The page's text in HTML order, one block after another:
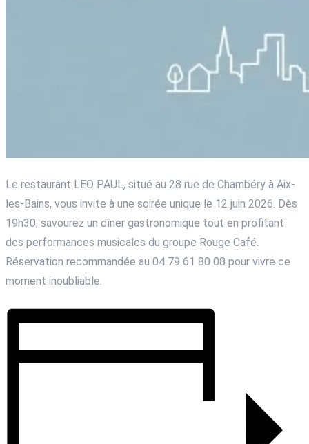
Le restaurant LEO PAUL, situé au 28 rue de Chambéry à Aix-
les-Bains, vous invite à une soirée unique le 12 juin 2026. Dès
19h30, savourez un dîner gastronomique tout en profitant
des performances musicales du groupe Rouge Café.
Réservation recommandée au 04 79 61 80 08 pour vivre ce
moment inoubliable.